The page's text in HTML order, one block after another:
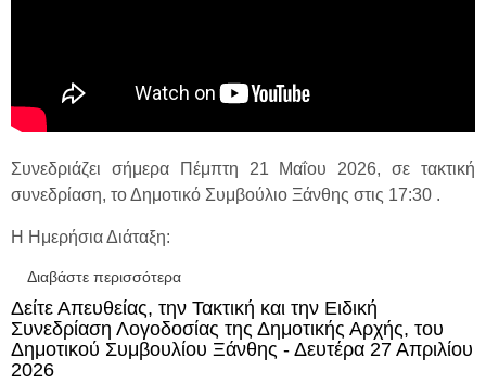
Συνεδριάζει σήμερα Πέμπτη 21 Μαΐου 2026, σε τακτική
συνεδρίαση, το Δημοτικό Συμβούλιο Ξάνθης στις 17:30 .
Η Ημερήσια Διάταξη:
Διαβάστε περισσότερα
Δημοτικού Συμβουλίου Ξάνθης - Πέμπτη 21
Μαΐου 2026
Δείτε Απευθείας, την Τακτική και την Ειδική
Συνεδρίαση Λογοδοσίας της Δημοτικής Αρχής, του
Δημοτικού Συμβουλίου Ξάνθης - Δευτέρα 27 Απριλίου
2026